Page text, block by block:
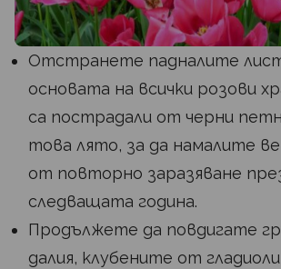
Отстранете падналите
основата на всички розови
са пострадали от черни
това лято, за да намалите
от повторно заразяване
следващата година.
Продължете да повдигате
далия, клубените от